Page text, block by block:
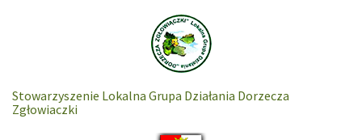
Stowarzyszenie Lokalna Grupa Działania Dorzecza
Zgłowiaczki